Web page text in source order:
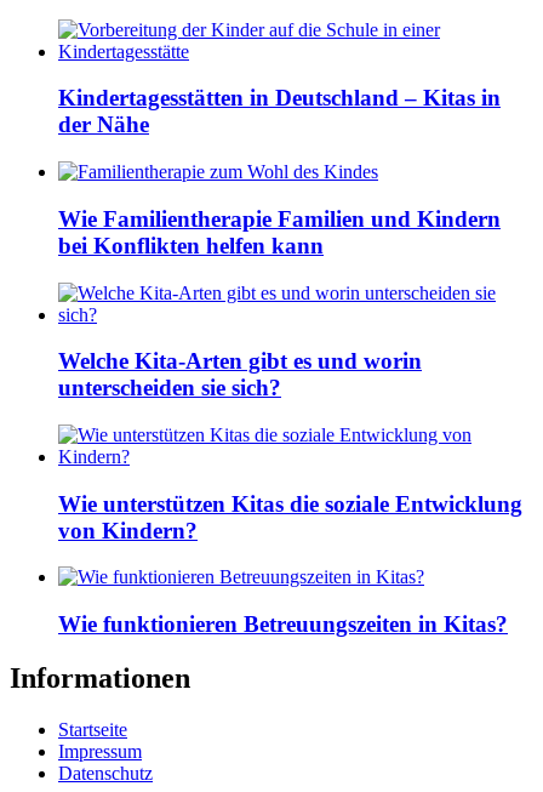
Kindertagesstätten in Deutschland – Kitas in
der Nähe
Wie Familientherapie Familien und Kindern
bei Konflikten helfen kann
Welche Kita-Arten gibt es und worin
unterscheiden sie sich?
Wie unterstützen Kitas die soziale Entwicklung
von Kindern?
Wie funktionieren Betreuungszeiten in Kitas?
Informationen
Startseite
Impressum
Datenschutz